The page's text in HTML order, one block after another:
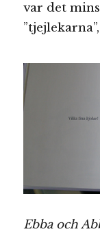
var det
Ebba och